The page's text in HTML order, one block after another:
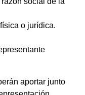
o jurídica.
aportar junto